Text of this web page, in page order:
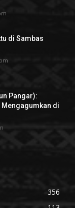
di Sambas
Pangar):
Mengagumkan di
356